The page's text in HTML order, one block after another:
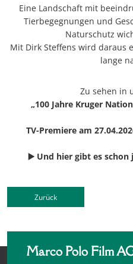
Eine Landschaft mit
Tierbegegnungen und
Naturschutz
Mit Dirk Steffens wird daraus
lange
Zu sehen in
„100 Jahre Kruger
TV-Premiere am
▶️ Und hier gibt es schon
Zurück
Marco Polo Film